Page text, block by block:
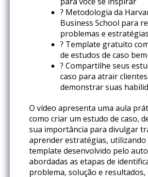
? Metodologia da
Business School para
problemas e estratégias
? Template gratuito
de estudos de caso
? Compartilhe seus
caso para atrair
demonstrar suas
O vídeo apresenta uma aula
como criar um estudo de caso,
sua importância para divulgar
aprender estratégias, utilizando
template desenvolvido pelo
abordadas as etapas de
problema, solução e resultados,